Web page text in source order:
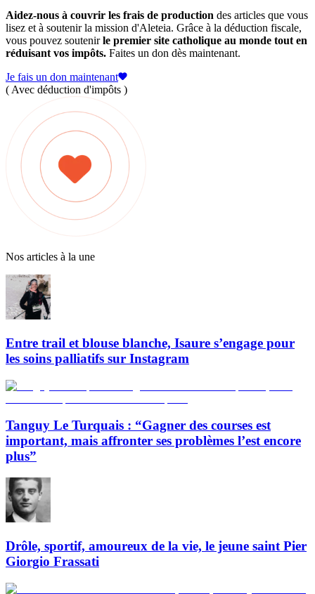
Aidez-nous à couvrir les frais de production des articles que vous
lisez et à soutenir la mission d'Aleteia. Grâce à la déduction fiscale,
vous pouvez soutenirle premier site catholique au monde tout en
réduisant vos impôts. Faites un don dès maintenant.
Je fais un don maintenant
( Avec déduction d'impôts )
Nos articles à la une
Entre trail et blouse blanche, Isaure s’engage pour
les soins palliatifs sur Instagram
Tanguy Le Turquais : “Gagner des courses est
important, mais affronter ses problèmes l’est encore
plus”
Drôle, sportif, amoureux de la vie, le jeune saint Pier
Giorgio Frassati